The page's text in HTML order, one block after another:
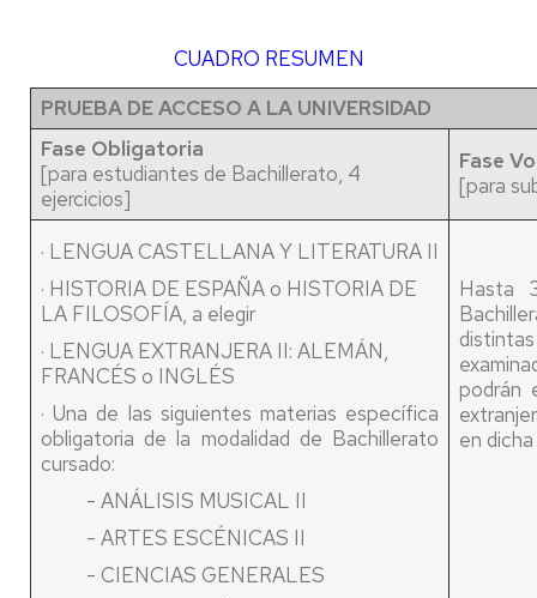
CUADRO RESUMEN
PRUEBA DE ACCESO A LA UNIVERSIDAD
Fase Obligatoria
[para estudiantes de Bachillerato, 4
ejercicios]
Fase
[para
· LENGUA CASTELLANA Y LITERATURA II
· HISTORIA DE ESPAÑA o HISTORIA DE
LA FILOSOFÍA, a elegir
· LENGUA EXTRANJERA II: ALEMÁN,
FRANCÉS o INGLÉS
· Una de las siguientes materias específica
obligatoria de la modalidad de Bachillerato
cursado:
- ANÁLISIS MUSICAL II
- ARTES ESCÉNICAS II
- CIENCIAS GENERALES
Hasta
podrán
en